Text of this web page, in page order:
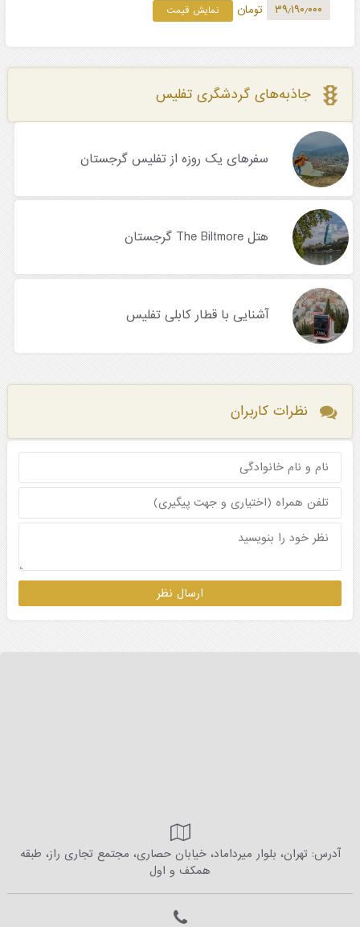
۳۹٫۱۹۰٫۰۰۰ تومان نمایش قیمت
جاذبه‌های گردشگری تفلیس
سفرهای یک روزه از تفلیس گرجستان
هتل The Biltmore گرجستان
آشنایی با قطار کابلی تفلیس
نظرات کاربران
آدرس: تهران، بلوار میرداماد، خیابان حصاری، مجتمع تجاری راز، طبقه
همکف و اول